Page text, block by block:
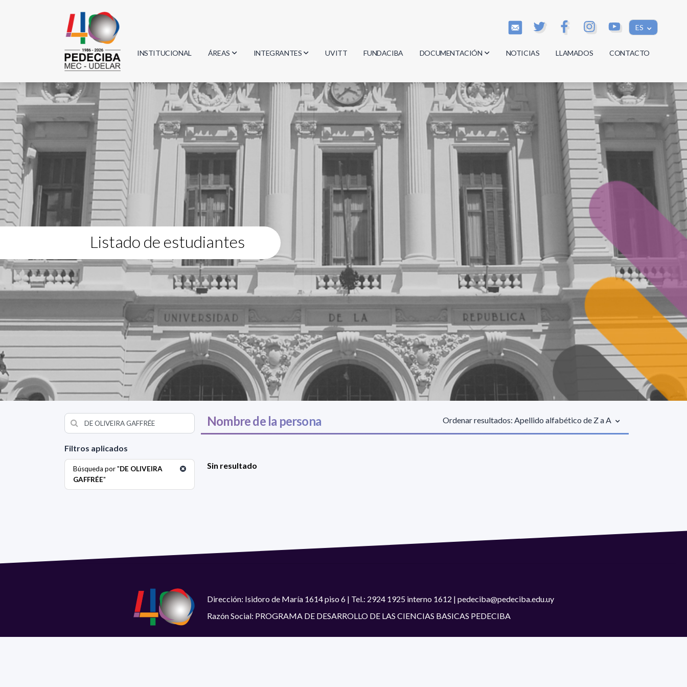
ES
INSTITUCIONAL ÁREAS
Biología
Física
Geociencias
Informática
Matemática
Química
INTEGRANTES
Investigadores
Estudiantes
Egresados
UVITT FUNDACIBA DOCUMENTACIÓN
Actas
Reglamentos
Documentos
NOTICIAS LLAMADOS CONTACTO
Listado de estudiantes
Filtros aplicados
Búsqueda por "DE OLIVEIRA
GAFFRÉE"
Nombre de la persona Ordenar resultados: Apellido alfabético de Z a A
Sin resultado
Dirección: Isidoro de María 1614 piso 6 | Tel.: 2924 1925 interno 1612 | pedeciba@pedeciba.edu.uy
Razón Social: PROGRAMA DE DESARROLLO DE LAS CIENCIAS BASICAS PEDECIBA